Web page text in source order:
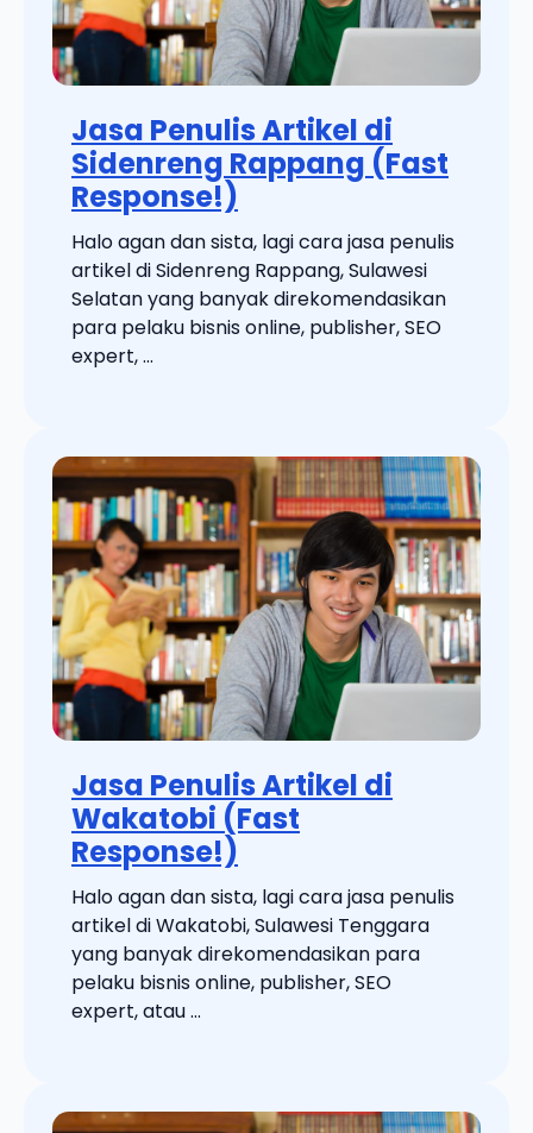
Jasa Penulis Artikel di
Sidenreng Rappang (Fast
Response!)
Halo agan dan sista, lagi cara jasa penulis
artikel di Sidenreng Rappang, Sulawesi
Selatan yang banyak direkomendasikan
para pelaku bisnis online, publisher, SEO
expert, ...
Jasa Penulis Artikel di
Wakatobi (Fast
Response!)
Halo agan dan sista, lagi cara jasa penulis
artikel di Wakatobi, Sulawesi Tenggara
yang banyak direkomendasikan para
pelaku bisnis online, publisher, SEO
expert, atau ...